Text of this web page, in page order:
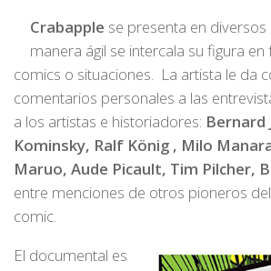
Crabapple se presenta en
manera ágil se intercala su figura en
comics o situaciones. La artista le da
comentarios personales a las
a los artistas e historiadores: Bernard
Kominsky, Ralf König , Milo
Maruo, Aude Picault, Tim Pilcher,
entre menciones de otros pioneros
comic.
El documental es